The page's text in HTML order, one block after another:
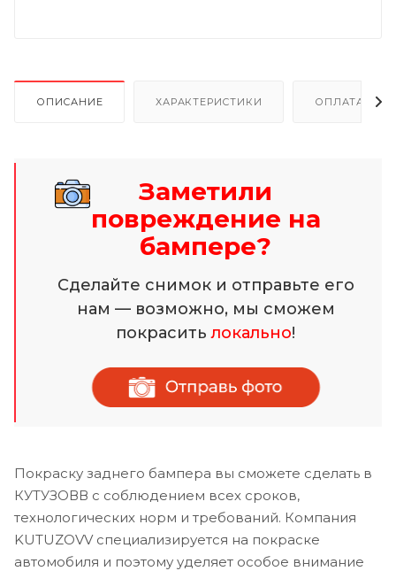
ОПИСАНИЕ ХАРАКТЕРИСТИКИ ОПЛАТА И
Заметили
повреждение на
бампере?
Сделайте снимок и отправьте его
нам — возможно, мы сможем
покраситьлокально!
Покраску заднего бампера вы сможете сделать в
КУТУЗОВВ с соблюдением всех сроков,
технологических норм и требований. Компания
KUTUZOVV специализируется на покраске
автомобиля и поэтому уделяет особое внимание